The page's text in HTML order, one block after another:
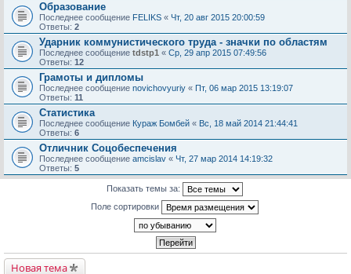
Образование
Последнее сообщение FELIKS « Чт, 20 авг 2015 20:00:59
Ответы: 2
Ударник коммунистического труда - значки по областям
Последнее сообщение tdstp1 « Ср, 29 апр 2015 07:49:56
Ответы: 12
Грамоты и дипломы
Последнее сообщение novichovyuriy « Пт, 06 мар 2015 13:19:07
Ответы: 11
Статистика
Последнее сообщение Кураж Бомбей « Вс, 18 май 2014 21:44:41
Ответы: 6
Отличник Соцобеспечения
Последнее сообщение amcislav « Чт, 27 мар 2014 14:19:32
Ответы: 5
Показать темы за:
Поле сортировки
Новая тема